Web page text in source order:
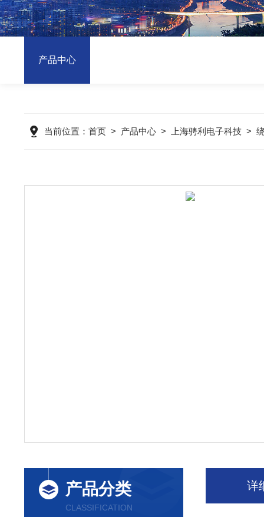
产品中心
当前位置： 首页> 产品中心> 上海骋利电子科技 >
产品分类
CLASSIFICATION
详